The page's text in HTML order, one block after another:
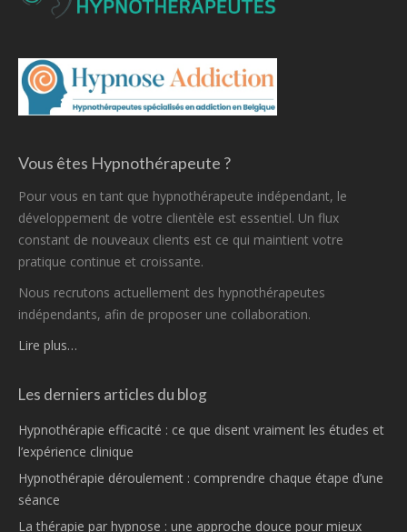
Vous êtes Hypnothérapeute ?
Pour vous en tant que hypnothérapeute indépendant, le
développement de votre clientèle est essentiel. Un flux
constant de nouveaux clients est ce qui maintient votre
pratique continue et croissante.
Nous recrutons actuellement des hypnothérapeutes
indépendants, afin de proposer une collaboration.
Lire plus…
Les derniers articles du blog
Hypnothérapie efficacité : ce que disent vraiment les études et
l’expérience clinique
Hypnothérapie déroulement : comprendre chaque étape d’une
séance
La thérapie par hypnose : une approche douce pour mieux